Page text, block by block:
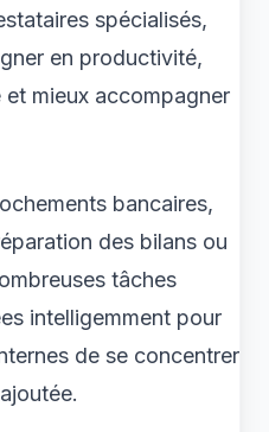
spécialisés,
en productivité,
mieux accompagner
bancaires,
des bilans ou
tâches
intelligemment pour
de se concentrer